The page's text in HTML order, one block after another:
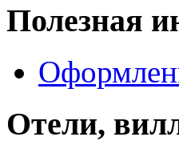
Полезная
Отели,